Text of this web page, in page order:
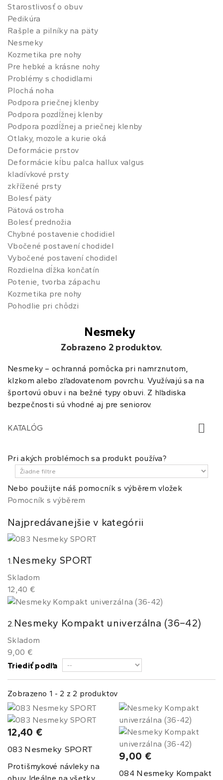
Starostlivosť o obuv
Pedikúra
Rašple a pilníky na päty
Nesmeky
Kozmetika pre nohy
Pre hebké a krásne nohy
Problémy s chodidlami
Plochá noha
Podpora priečnej klenby
Podpora pozdĺžnej klenby
Podpora pozdĺžnej a priečnej klenby
Otlaky, mozole a kurie oká
Deformácie prstov
Deformácie kĺbu palca hallux valgus
kladívkové prsty
zkřížené prsty
Bolesť päty
Pätová ostroha
Bolesť prednožia
Chybné postavenie chodidiel
Vbočené postavení chodidel
Vybočené postavení chodidel
Rozdielna dĺžka končatín
Potenie, tvorba zápachu
Kozmetika pre nohy
Pohodlie pri chôdzi
Nesmeky
Zobrazeno 2 produktov.
Nesmeky – ochranná pomôcka pri namrznutom,
klzkom alebo zľadovatenom povrchu. Využívajú sa na
športovú obuv i na bežné typy obuvi. Z hľadiska
bezpečnosti sú vhodné aj pre seniorov.
KATALÓG
Pri akých problémoch sa produkt používa?
Nebo použijte náš pomocník s výběrem vložek
Pomocník s výběrem
Najpredávanejšie v kategórii
1. Nesmeky SPORT
Skladom
12,40 €
2. Nesmeky Kompakt univerzálna (36–42)
Skladom
9,00 €
Triediť podľa
Zobrazeno 1 - 2 z 2 produktov
12,40 €
083 Nesmeky SPORT
Protišmykové návleky na
9,00 €
084Nesmeky Kompakt